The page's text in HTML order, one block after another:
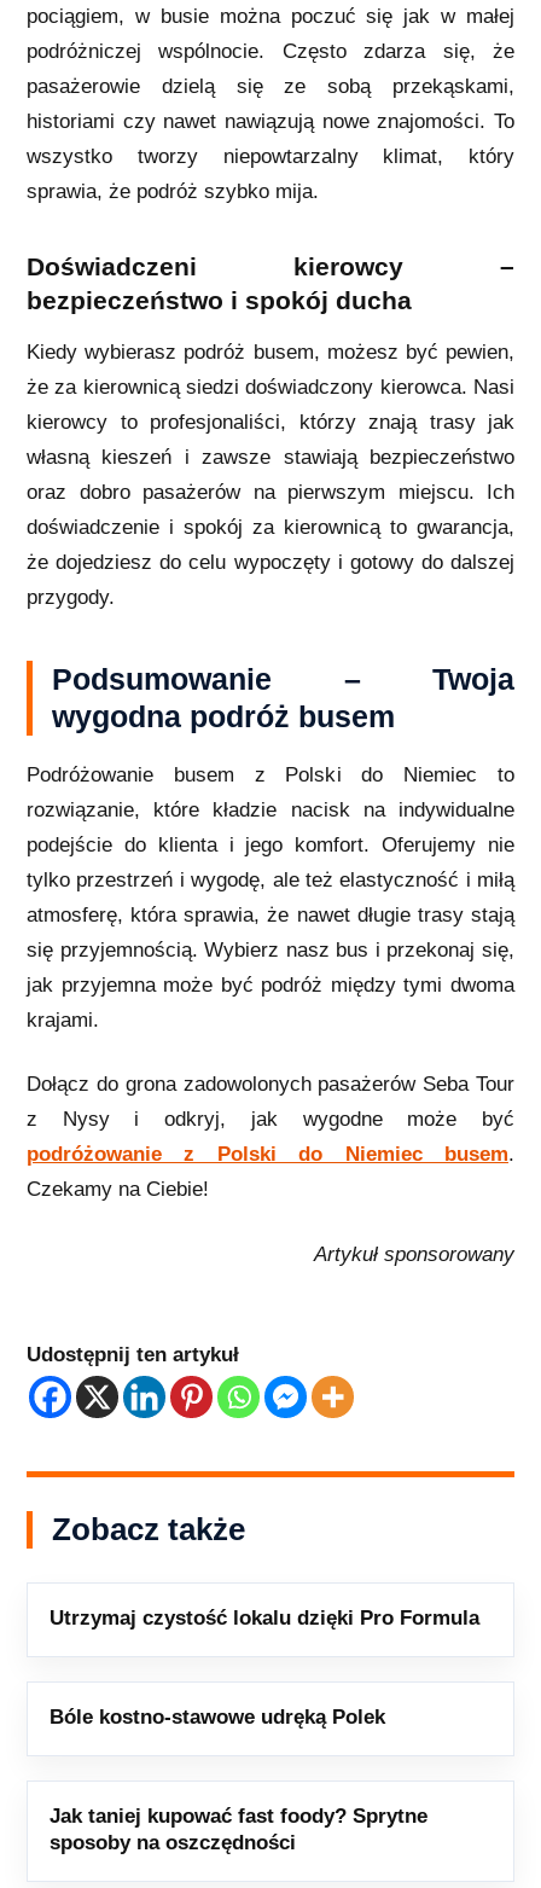
pociągiem, w busie można poczuć się jak w małej
podróżniczej wspólnocie. Często zdarza się, że
pasażerowie dzielą się ze sobą przekąskami,
historiami czy nawet nawiązują nowe znajomości. To
wszystko tworzy niepowtarzalny klimat, który
sprawia, że podróż szybko mija.
Doświadczeni kierowcy –
bezpieczeństwo i spokój ducha
Kiedy wybierasz podróż busem, możesz być pewien,
że za kierownicą siedzi doświadczony kierowca. Nasi
kierowcy to profesjonaliści, którzy znają trasy jak
własną kieszeń i zawsze stawiają bezpieczeństwo
oraz dobro pasażerów na pierwszym miejscu. Ich
doświadczenie i spokój za kierownicą to gwarancja,
że dojedziesz do celu wypoczęty i gotowy do dalszej
przygody.
Podsumowanie – Twoja
wygodna podróż busem
Podróżowanie busem z Polski do Niemiec to
rozwiązanie, które kładzie nacisk na indywidualne
podejście do klienta i jego komfort. Oferujemy nie
tylko przestrzeń i wygodę, ale też elastyczność i miłą
atmosferę, która sprawia, że nawet długie trasy stają
się przyjemnością. Wybierz nasz bus i przekonaj się,
jak przyjemna może być podróż między tymi dwoma
krajami.
Dołącz do grona zadowolonych pasażerów Seba Tour
z Nysy i odkryj, jak wygodne może być
podróżowanie z Polski do Niemiec busem.
Czekamy na Ciebie!
Artykuł sponsorowany
Udostępnij ten artykuł
Zobacz także
Utrzymaj czystość lokalu dzięki Pro Formula
Bóle kostno-stawowe udręką Polek
Jak taniej kupować fast foody? Sprytne
sposoby na oszczędności